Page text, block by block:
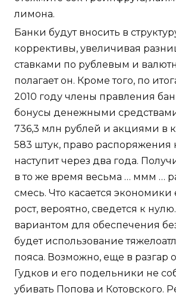
лимона.
Банки будут вносить в
коррективы, увеличивая
ставками по рублевым и
полагает он. Кроме того, по
2010 году члены правления
бонусы денежными
736,3 млн рублей и акциями в
583 штук, право распоряжения
наступит через два года.
в то же время весьма … ммм …
смесь. Что касается экономики
рост, вероятно, сведется к
вариантом для обеспечения
будет использование
пояса. Возможно, еще в разгар
Гудков и его подельники не
убивать Попова и Котовского.